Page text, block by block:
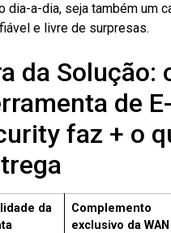
dia-a-dia, seja também um
e livre de surpresas.
da Solução:
de E-
faz + o
da
Complemento
exclusivo da WAN